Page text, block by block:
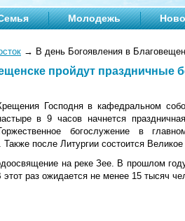
Молодежь
→ В день Богоявления в
пройдут праздничные
Господня в кафедральном
в 9 часов начнется
богослужение в
после Литургии состоится
на реке Зее. В прошлом
раз ожидается не менее 15 тысяч